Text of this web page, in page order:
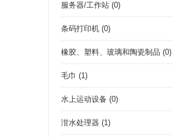
服务器/工作站 (0)
条码打印机 (0)
橡胶、塑料、玻璃和陶瓷制品 (0)
毛巾 (1)
水上运动设备 (0)
泔水处理器 (1)